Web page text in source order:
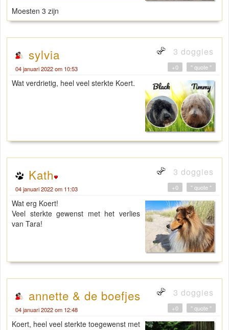
Moesten 3 zijn
sylvia 3 doggies
04 januari 2022 om 10:53 " quote "
+0
Wat verdrietig, heel veel sterkte Koert.
Kath 3 doggies
04 januari 2022 om 11:03 " quote "
+0
Wat erg Koert!
Veel sterkte gewenst met het verlies
van Tara!
annette & de boefjes 3 doggies
04 januari 2022 om 12:48 " quote "
+0
Koert, heel veel sterkte toegewenst met